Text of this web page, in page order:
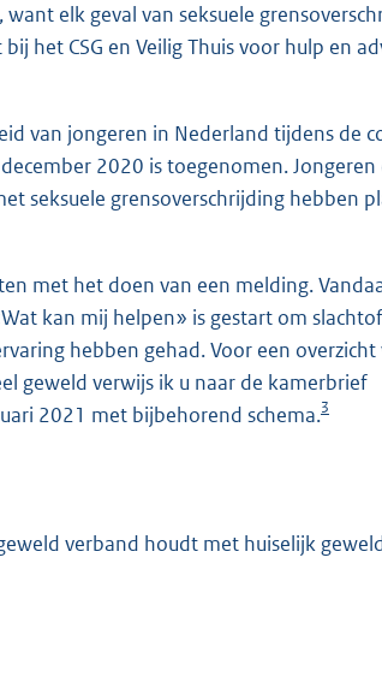
elk geval van seksuele
het CSG en Veilig Thuis voor hulp en
van jongeren in Nederland tijdens de
2020 is toegenomen.
seksuele grensoverschrijding hebben
met het doen van een melding.
kan mij helpen» is gestart om
hebben gehad. Voor een
geweld verwijs ik u naar de kamerbrief
2021 met bijbehorend schema.3
verband houdt met huiselijk